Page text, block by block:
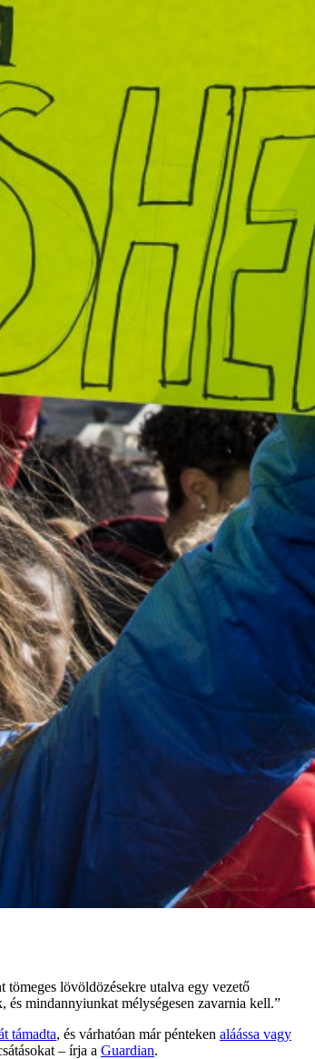
lövöldözésekre utalva egy vezető
és mindannyiunkat mélységesen zavarnia kell.”
támadta, és várhatóan már pénteken aláássa vagy
– írja a Guardian.